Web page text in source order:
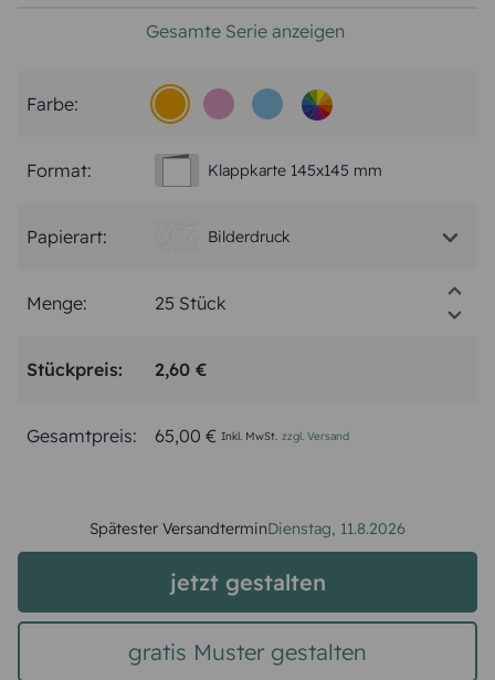
Gesamte Serie anzeigen
Farbe:
Format: Klappkarte 145x145 mm
Papierart: Bilderdruck
Menge:
Stückpreis: 2,60 €
Gesamtpreis: 65,00 € Inkl. MwSt. zzgl. Versand
Spätester VersandterminDienstag, 11.8.2026
jetzt gestalten
gratis Muster gestalten